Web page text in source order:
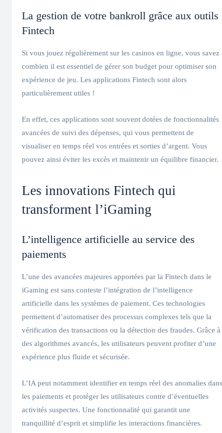
La gestion de votre bankroll grâce aux outils
Fintech
Si vous jouez régulièrement sur les casinos en ligne, vous savez
combien il est essentiel de gérer son budget pour optimiser son
expérience de jeu. Les applications Fintech sont alors
particulièrement utiles !
En effet, ces applications sont souvent dotées de fonctionnalités
avancées de suivi des dépenses, qui vous permettent de
visualiser en temps réel vos entrées et sorties d’argent. Vous
pouvez ainsi éviter les excès et maintenir un équilibre financier.
Les innovations Fintech qui
transforment l’iGaming
L’intelligence artificielle au service des
paiements
L’une des avancées majeures apportées par la Fintech dans le
iGaming est sans conteste l’intégration de l’intelligence
artificielle dans les systèmes de paiement. Ces technologies
permettent d’automatiser des processus complexes tels que la
vérification des transactions ou la détection des fraudes. Grâce à
des algorithmes avancés, les utilisateurs peuvent profiter d’une
expérience plus fluide et sécurisée.
L’IA peut notamment identifier en temps réel des anomalies dans
les paiements et protéger les utilisateurs contre d’éventuelles
activités suspectes. Une fonctionnalité qui garantit une
tranquillité d’esprit et simplifie les interactions financières.